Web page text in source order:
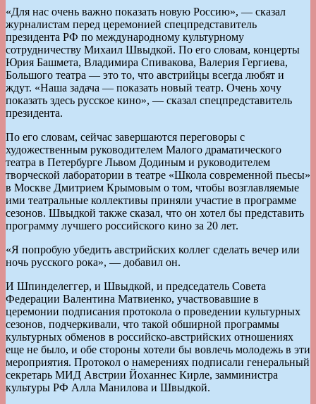
«Для нас очень важно показать новую Россию», — сказал
журналистам перед церемонией спецпредставитель
президента РФ по международному культурному
сотрудничеству Михаил Швыдкой. По его словам, концерты
Юрия Башмета, Владимира Спивакова, Валерия Гергиева,
Большого театра — это то, что австрийцы всегда любят и
ждут. «Наша задача — показать новый театр. Очень хочу
показать здесь русское кино», — сказал спецпредставитель
президента.
По его словам, сейчас завершаются переговоры с
художественным руководителем Малого драматического
театра в Петербурге Львом Додиным и руководителем
творческой лаборатории в театре «Школа современной пьесы»
в Москве Дмитрием Крымовым о том, чтобы возглавляемые
ими театральные коллективы приняли участие в программе
сезонов. Швыдкой также сказал, что он хотел бы представить
программу лучшего российского кино за 20 лет.
«Я попробую убедить австрийских коллег сделать вечер или
ночь русского рока», — добавил он.
И Шпинделеггер, и Швыдкой, и председатель Совета
Федерации Валентина Матвиенко, участвовавшие в
церемонии подписания протокола о проведении культурных
сезонов, подчеркивали, что такой обширной программы
культурных обменов в российско-австрийских отношениях
еще не было, и обе стороны хотели бы вовлечь молодежь в эти
мероприятия. Протокол о намерениях подписали генеральный
секретарь МИД Австрии Йоханнес Кирле, замминистра
культуры РФ Алла Манилова и Швыдкой.